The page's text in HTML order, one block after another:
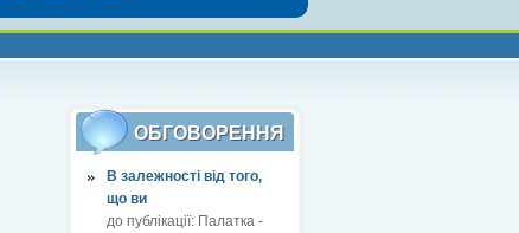
ОБГОВОРЕННЯ
В залежності від того,
що ви
до публікації: Палатка -